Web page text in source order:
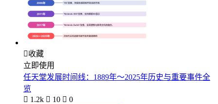
收藏
立即使用
任天堂发展时间线：1889年～2025年历史与重要事件全
览
 1.2k  10  0